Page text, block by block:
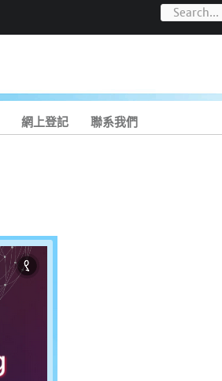
網上登記 聯系我們